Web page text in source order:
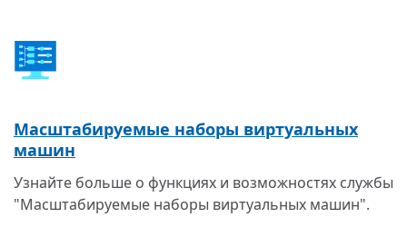
Масштабируемые наборы виртуальных
машин
Узнайте больше о функциях и возможностях службы
"Масштабируемые наборы виртуальных машин".